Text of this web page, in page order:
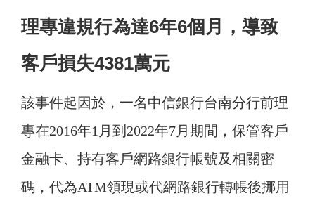
理專違規行為達6年6個月，導致
客戶損失4381萬元
該事件起因於，一名中信銀行台南分行前理
專在2016年1月到2022年7月期間，保管客戶
金融卡、持有客戶網路銀行帳號及相關密
碼，代為ATM領現或代網路銀行轉帳後挪用